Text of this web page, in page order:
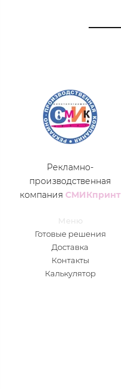
Рекламно-
производственная
компания СМИКпринт
Меню
Готовые решения
Доставка
Контакты
Калькулятор